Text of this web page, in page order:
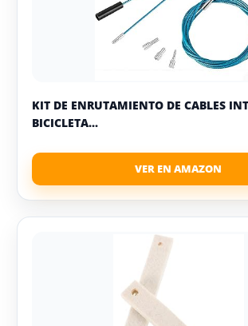
KIT DE ENRUTAMIENTO DE CABLES
BICICLETA...